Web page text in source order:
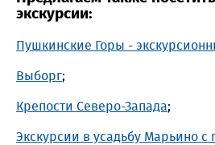
экскурсии:
Пушкинские Горы -
Выборг;
Крепости Северо-Запада;
Экскурсии в усадьбу Марьино